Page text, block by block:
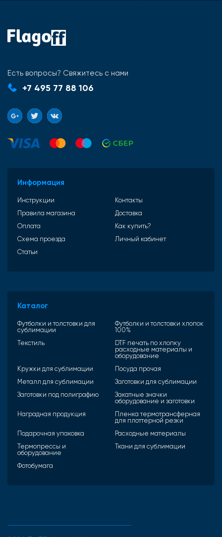
Есть вопросы? Свяжитесь с нами
+7 495 77 88 106
Информация
Инструкции
Контакты
Правила магазина
Доставка
Оплата
Как купить?
Схема проезда
Личный кабинет
Статьи
Каталог
Футболки и толстовки для
сублимации
Футболки и толстовки хлопок
100%
Текстиль
DTF печать по хлопку
расходные материалы и
оборудование
Кружки для сублимации
Посуда прочая
Металл для сублимации
Заготовки для сублимации
Заготовки под полиграфию
Закатные значки
оборудование и заготовки
Наградная продукция
Пленка термотрансферная
для плоттерной резки
Подарочная упаковка
Расходные материалы
Термопрессы и
оборудование
Ткани для сублимации
Фотобумага